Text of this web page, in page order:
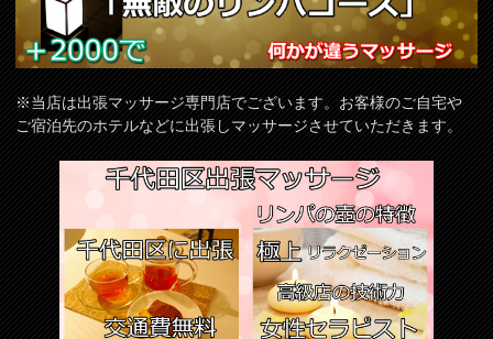
※当店は出張マッサージ専門店でございます。お客様のご自宅や
ご宿泊先のホテルなどに出張しマッサージさせていただきます。